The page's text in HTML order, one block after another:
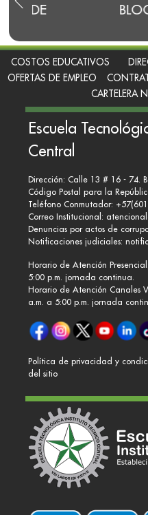
BLOG DEL
COSTOS EDUCATIVOS
OFERTAS DE EMPLEO
CARTELERA
Escuela
Central
Dirección: Calle 13 # 16 - 74.
Código Postal para la
Teléfono Conmutador:
Correo Institucional:
Denuncias por actos de
Notificaciones judiciales:
Horario de Atención
5:00 p.m. jornada continua.
Horario de Atención Canales
a.m. a 5:00 p.m. jornada
Política de privacidad y
del sitio